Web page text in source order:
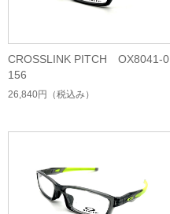
CROSSLINK PITCH OX8041-0
156
26,840円 （税込み）